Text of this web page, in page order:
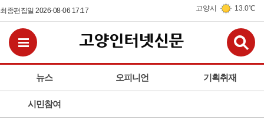
최종편집일 2026-08-06 17:17 고양시 13.0℃
뉴스 오피니언 기획취재
시민참여
전체메뉴보기